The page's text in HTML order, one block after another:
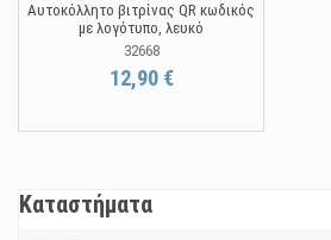
Αυτοκόλλητο βιτρίνας QR κωδικός
με λογότυπο, λευκό
32668
12,90 €
Καταστήματα